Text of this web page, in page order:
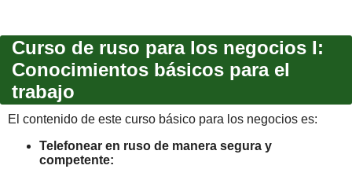
Curso de ruso para los negocios I:
Conocimientos básicos para el
trabajo
El contenido de este curso básico para los negocios es:
Telefonear en ruso de manera segura y
competente: